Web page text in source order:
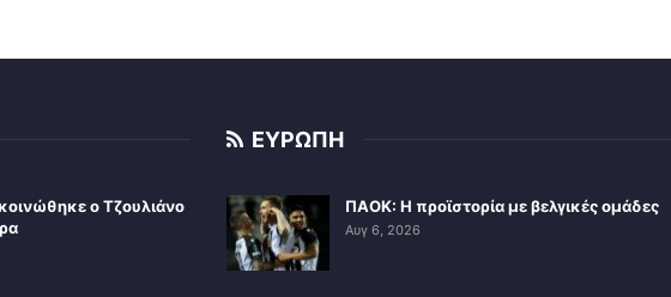
ο Τζουλιάνο
ΕΥΡΩΠΗ
ΠΑΟΚ: Η προϊστορία με βελγικές ομάδες
Αυγ 6, 2026